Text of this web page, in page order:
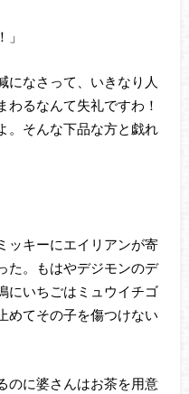
になさって、いきなり人
るなんて失礼ですわ！
。そんな下品な方と戯れ
ッキーにエイリアンが寄
た。もはやデジモンのデ
にいちごはミュウイチゴ
めてその子を傷つけない
のに婆さんはお茶を用意